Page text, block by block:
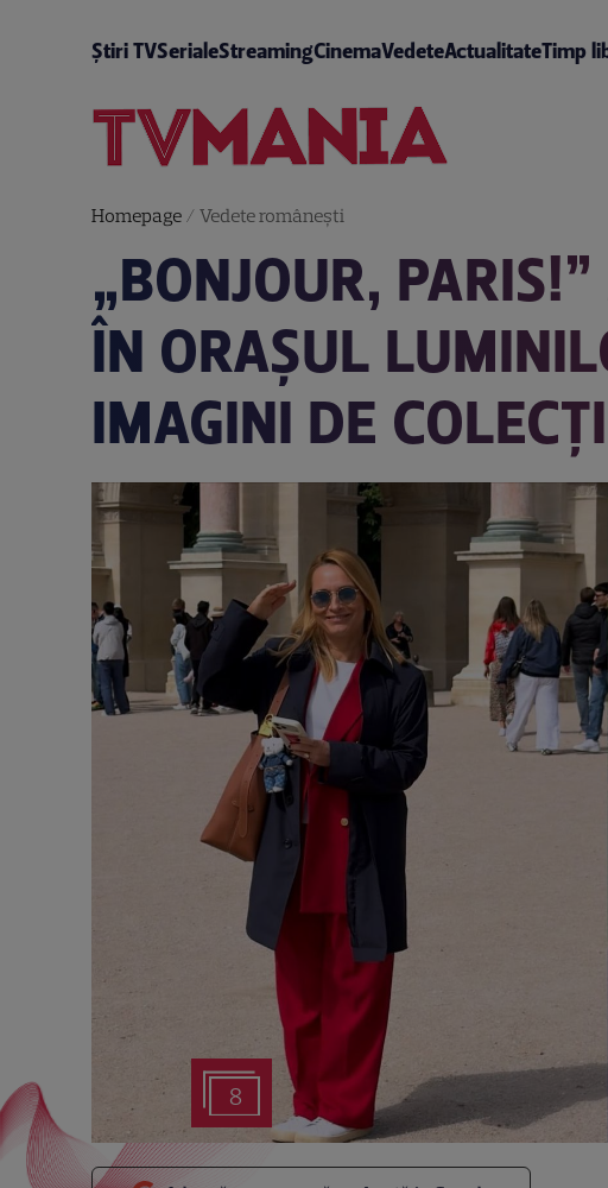
Știri TVSerialeStreamingCinemaVedeteActualitateTimp
Homepage/ Vedete româneşti
„BONJOUR,
ÎN ORAȘUL
IMAGINI DE
8